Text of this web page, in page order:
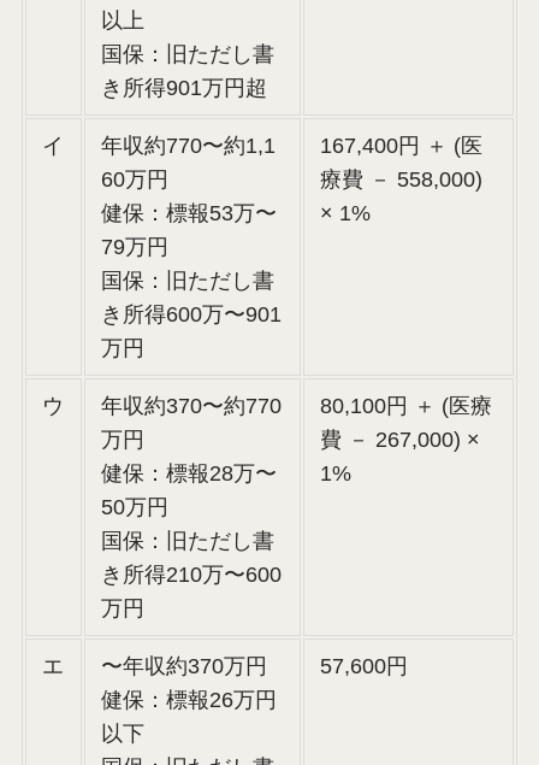
以上
国保：旧ただし書
き所得901万円超
イ
年収約770〜約1,1
60万円
健保：標報53万〜
79万円
国保：旧ただし書
き所得600万〜901
万円
167,400円 ＋ (医
療費 － 558,000)
× 1%
ウ
年収約370〜約770
万円
健保：標報28万〜
50万円
国保：旧ただし書
き所得210万〜600
万円
80,100円 ＋ (医療
費 － 267,000) ×
1%
エ
〜年収約370万円
健保：標報26万円
以下
57,600円